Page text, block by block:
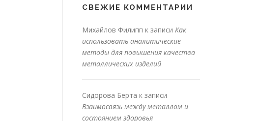
СВЕЖИЕ КОММЕНТАРИИ
Михайлов Филипп к записи Как
использовать аналитические
методы для повышения качества
металлических изделий
Сидорова Берта к записи
Взаимосвязь между металлом и
состоянием здоровья